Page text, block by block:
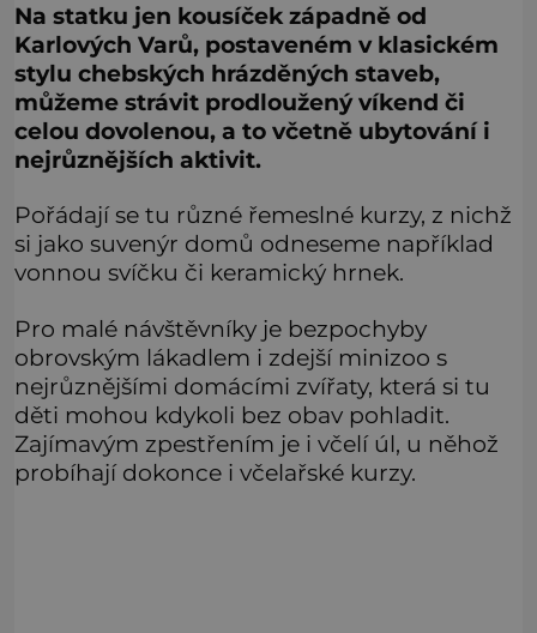
Na statku jen kousíček západně od
Karlových Varů, postaveném v klasickém
stylu chebských hrázděných staveb,
můžeme strávit prodloužený víkend či
celou dovolenou, a to včetně ubytování i
nejrůznějších aktivit.
Pořádají se tu různé řemeslné kurzy, z nichž
si jako suvenýr domů odneseme například
vonnou svíčku či keramický hrnek.
Pro malé návštěvníky je bezpochyby
obrovským lákadlem i zdejší minizoo s
nejrůznějšími domácími zvířaty, která si tu
děti mohou kdykoli bez obav pohladit.
Zajímavým zpestřením je i včelí úl, u něhož
probíhají dokonce i včelařské kurzy.